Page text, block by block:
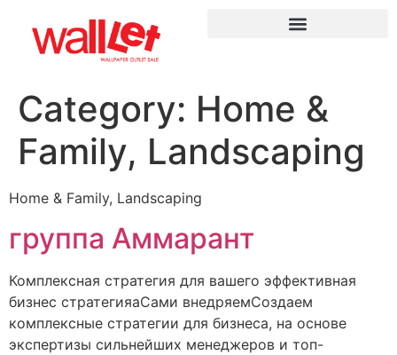
Category: Home &
Family, Landscaping
Home & Family, Landscaping
группа Аммарант
Комплексная стратегия для вашего эффективная
бизнес стратегияаСами внедряемСоздаем
комплексные стратегии для бизнеса, на основе
экспертизы сильнейших менеджеров и топ-